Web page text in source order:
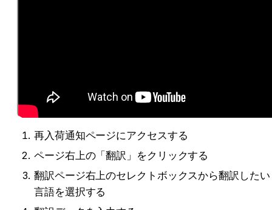
再入荷通知ページにアクセスする
ページ右上の「翻訳」をクリックする
翻訳ページ右上のセレクトボックスから翻訳したい
言語を選択する